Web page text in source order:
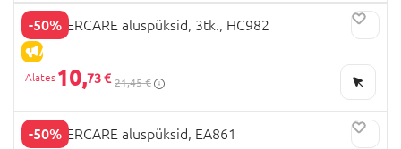
-50%
ALLAHINDLUS
MOTHERCARE aluspüksid, 3tk., HC982
10,73 € 21,45 €
-50%
MOTHERCARE aluspüksid, EA861